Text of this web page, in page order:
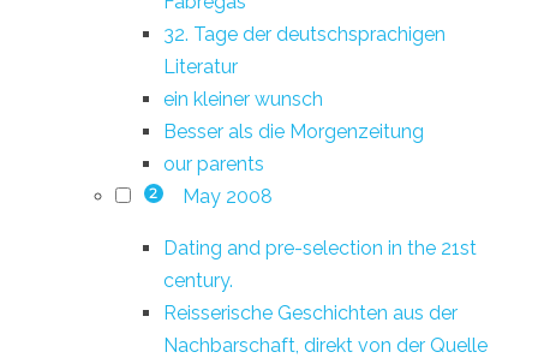
32. Tage der deutschsprachigen
Literatur
ein kleiner wunsch
Besser als die Morgenzeitung
our parents
2 May 2008
Dating and pre-selection in the 21st
century.
Reisserische Geschichten aus der
Nachbarschaft, direkt von der Quelle